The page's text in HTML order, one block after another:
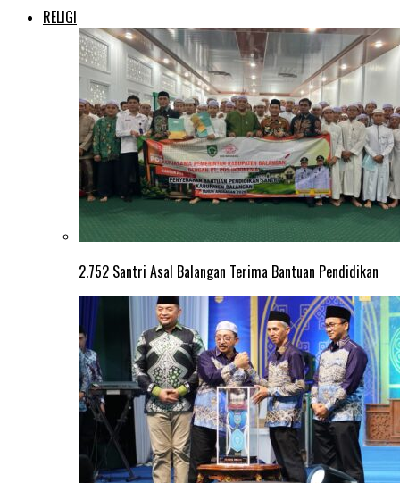
RELIGI
2.752 Santri Asal Balangan Terima Bantuan Pendidikan